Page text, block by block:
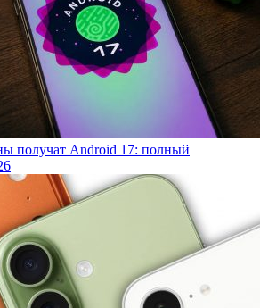
получат Android 17: полный